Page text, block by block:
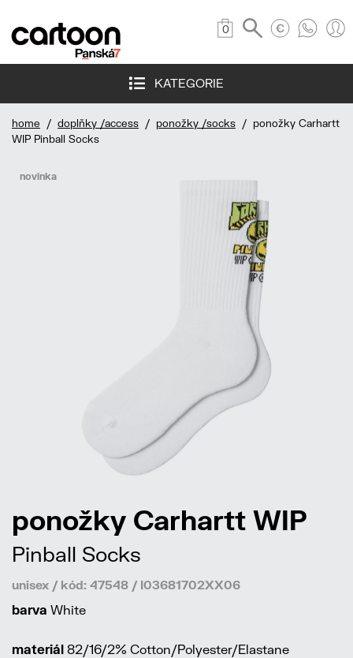
0
KATEGORIE
home / doplňky /access / ponožky /socks / ponožky Carhartt
WIP Pinball Socks
novinka
ponožky Carhartt WIP
Pinball Socks
unisex / kód: 47548 / I03681702XX06
barva White
materiál 82/16/2% Cotton/Polyester/Elastane